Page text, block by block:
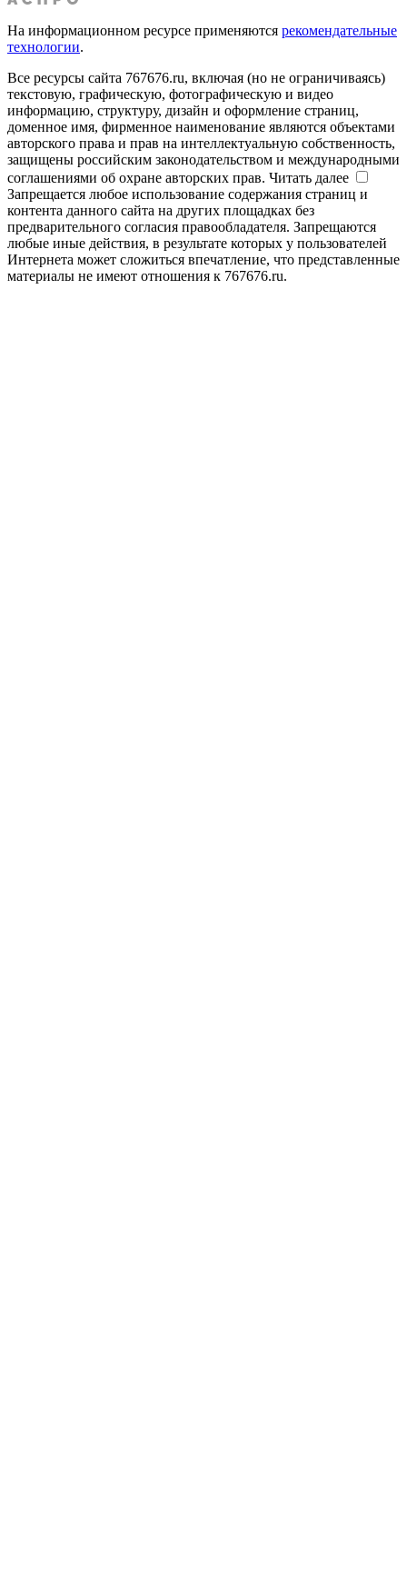
На информационном ресурсе применяются рекомендательные
технологии.
Все ресурсы сайта 767676.ru, включая (но не ограничиваясь)
текстовую, графическую, фотографическую и видео
информацию, структуру, дизайн и оформление страниц,
доменное имя, фирменное наименование являются объектами
авторского права и прав на интеллектуальную собственность,
защищены российским законодательством и международными
соглашениями об охране авторских прав. Читать далее
Запрещается любое использование содержания страниц и
контента данного сайта на других площадках без
предварительного согласия правообладателя. Запрещаются
любые иные действия, в результате которых у пользователей
Интернета может сложиться впечатление, что представленные
материалы не имеют отношения к 767676.ru.